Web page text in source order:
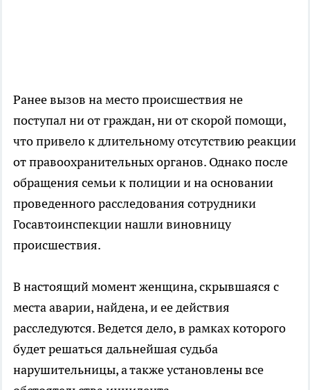
Ранее вызов на место происшествия не
поступал ни от граждан, ни от скорой помощи,
что привело к длительному отсутствию реакции
от правоохранительных органов. Однако после
обращения семьи к полиции и на основании
проведенного расследования сотрудники
Госавтоинспекции нашли виновницу
происшествия.
В настоящий момент женщина, скрывшаяся с
места аварии, найдена, и ее действия
расследуются. Ведется дело, в рамках которого
будет решаться дальнейшая судьба
нарушительницы, а также установлены все